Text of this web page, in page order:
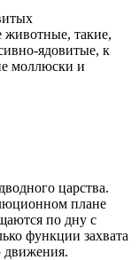
животные, такие,
ядовитые, к
моллюски и
царства.
плане
по дну с
функции захвата